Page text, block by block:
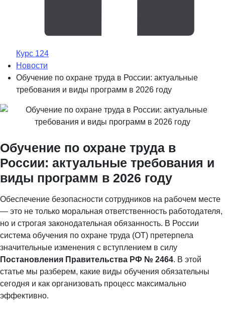
Курс 124
Новости
Обучение по охране труда в России: актуальные
требования и виды программ в 2026 году
Обучение по охране труда в
России: актуальные требования и
виды программ в 2026 году
Обеспечение безопасности сотрудников на рабочем месте
— это не только моральная ответственность работодателя,
но и строгая законодательная обязанность. В России
система обучения по охране труда (ОТ) претерпела
значительные изменения с вступлением в силу
Постановления Правительства РФ № 2464. В этой
статье мы разберем, какие виды обучения обязательны
сегодня и как организовать процесс максимально
эффективно.